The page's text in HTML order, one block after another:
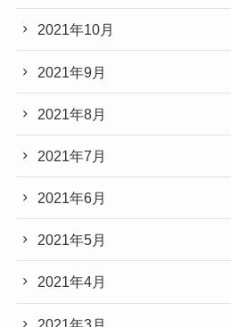
2021年10月
2021年9月
2021年8月
2021年7月
2021年6月
2021年5月
2021年4月